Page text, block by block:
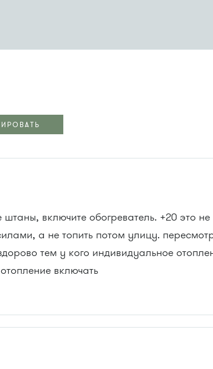
включите обогреватель. +20 это не
а не топить потом улицу.
тем у кого индивидуальное
включать